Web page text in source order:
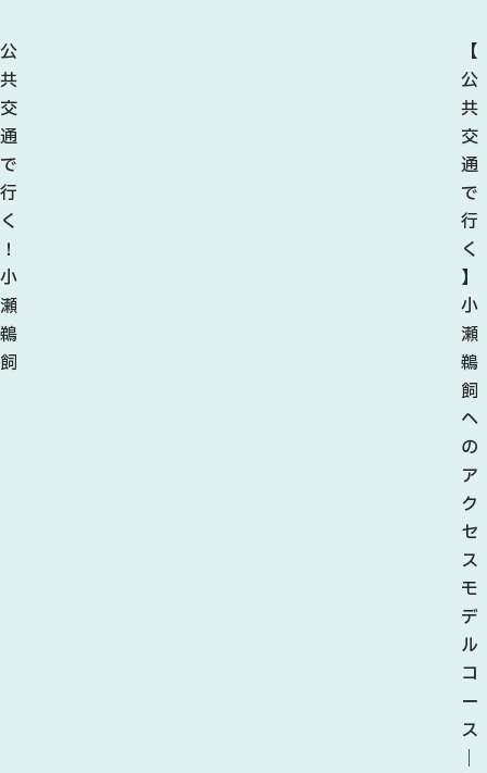
公
共
交
通
で
行
く
！
小
瀬
鵜
飼
【
公
共
交
通
で
行
く
】
小
瀬
鵜
飼
へ
の
ア
ク
セ
ス
モ
デ
ル
コ
ー
ス